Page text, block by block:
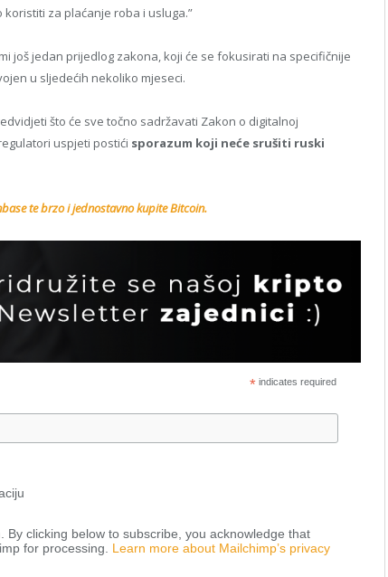
za plaćanje roba i usluga.”
još jedan prijedlog zakona, koji će se fokusirati na specifičnije
u sljedećih nekoliko mjeseci.
što će sve točno sadržavati Zakon o digitalnoj
uspjeti postići sporazum koji neće srušiti ruski
te brzo i jednostavno kupite Bitcoin.
*indicates required
clicking below to subscribe, you acknowledge that
for processing. Learn more about Mailchimp’s privacy